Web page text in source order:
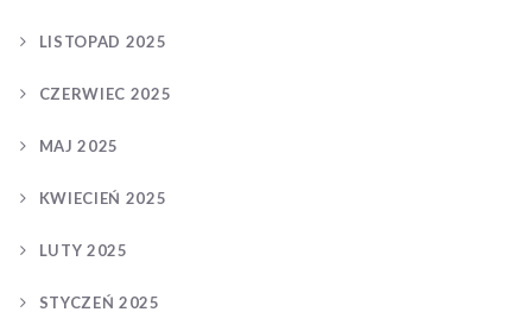
LISTOPAD 2025
CZERWIEC 2025
MAJ 2025
KWIECIEŃ 2025
LUTY 2025
STYCZEŃ 2025